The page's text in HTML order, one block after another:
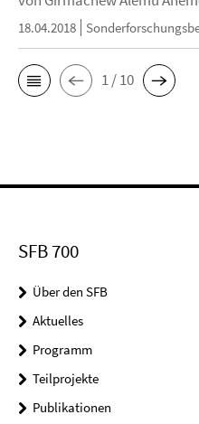
18.04.2018
1 / 10
SFB 700
Über den SFB
Aktuelles
Programm
Teilprojekte
Publikationen